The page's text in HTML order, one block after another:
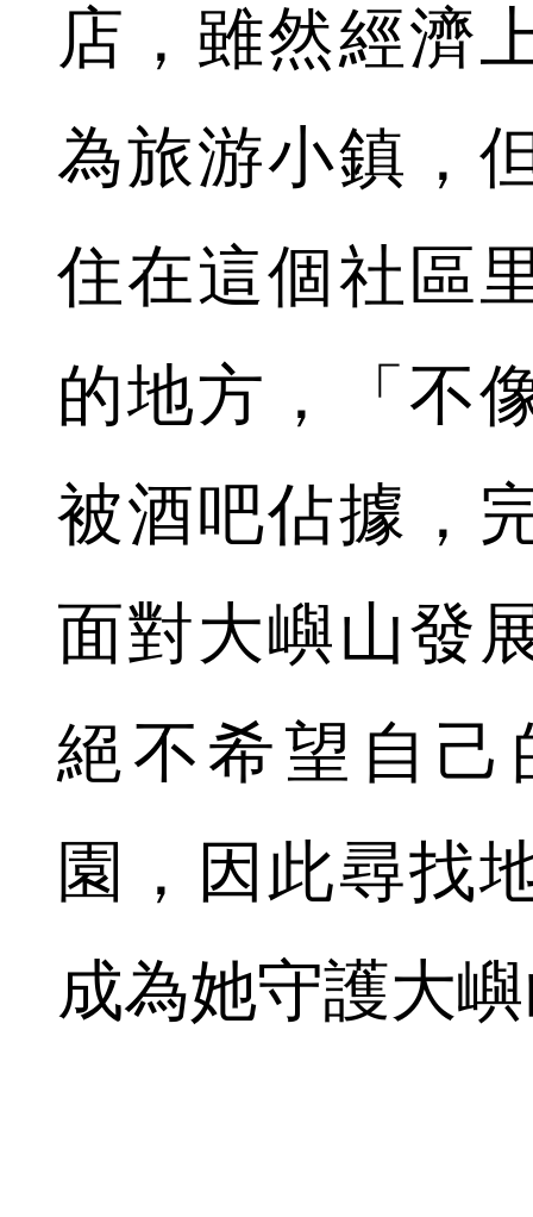
店，雖然經濟
為旅游小鎮，
住在這個社區
的地方，「不
被酒吧佔據，
面對大嶼山發
絕不希望自己
園，因此尋找
成為她守護大